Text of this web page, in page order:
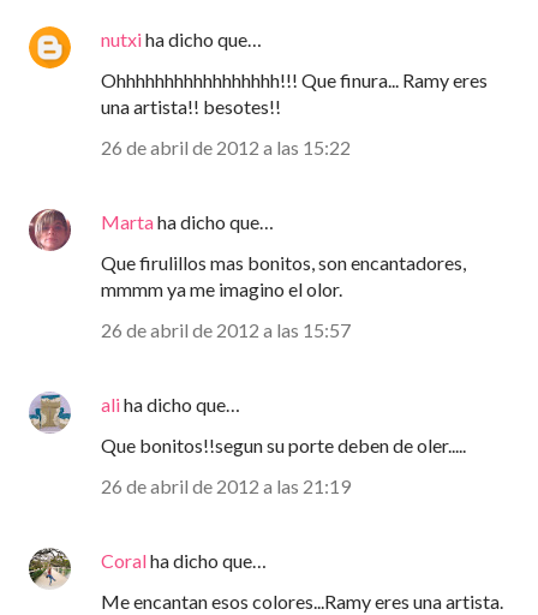
nutxiha dicho que…
Ohhhhhhhhhhhhhhhhh!!! Que finura... Ramy eres
una artista!! besotes!!
26 de abril de 2012 a las 15:22
Martaha dicho que…
Que firulillos mas bonitos, son encantadores,
mmmm ya me imagino el olor.
26 de abril de 2012 a las 15:57
aliha dicho que…
Que bonitos!!segun su porte deben de oler.....
26 de abril de 2012 a las 21:19
Coralha dicho que…
Me encantan esos colores...Ramy eres una artista.